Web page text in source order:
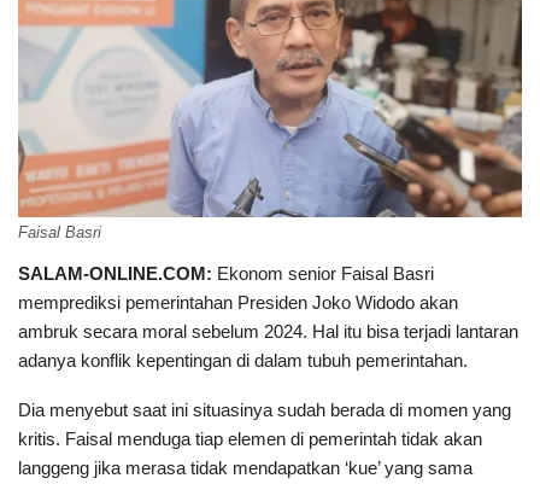
Faisal Basri
SALAM-ONLINE.COM: Ekonom senior Faisal Basri
memprediksi pemerintahan Presiden Joko Widodo akan
ambruk secara moral sebelum 2024. Hal itu bisa terjadi lantaran
adanya konflik kepentingan di dalam tubuh pemerintahan.
Dia menyebut saat ini situasinya sudah berada di momen yang
kritis. Faisal menduga tiap elemen di pemerintah tidak akan
langgeng jika merasa tidak mendapatkan ‘kue’ yang sama